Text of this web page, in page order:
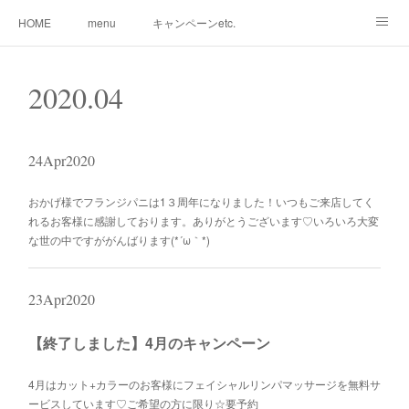
HOME menu キャンペーンetc.
サロン紹介 サービス
2020.04
24Apr2020
おかげ様でフランジパニは1３周年になりました！いつもご来店してく
れるお客様に感謝しております。ありがとうございます♡いろいろ大変
な世の中ですががんばります(*´ω｀*)
23Apr2020
【終了しました】4月のキャンペーン
4月はカット+カラーのお客様にフェイシャルリンパマッサージを無料サ
ービスしています♡ご希望の方に限り☆要予約